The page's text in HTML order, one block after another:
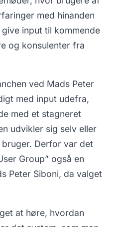
med hinanden
input til kommende
og konsulenter fra
ved Mads Peter
med input udefra,
med et stagneret
udvikler sig selv eller
Derfor var det
Group” også en
Peter Siboni, da valget
at høre, hvordan